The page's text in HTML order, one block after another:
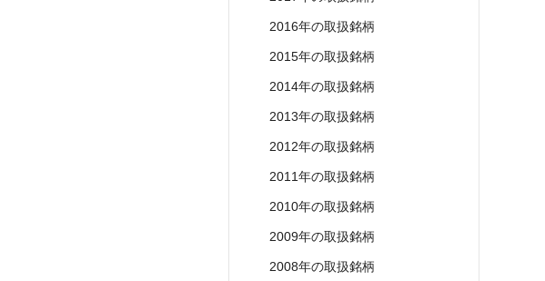
2016年の取扱銘柄
2015年の取扱銘柄
2014年の取扱銘柄
2013年の取扱銘柄
2012年の取扱銘柄
2011年の取扱銘柄
2010年の取扱銘柄
2009年の取扱銘柄
2008年の取扱銘柄